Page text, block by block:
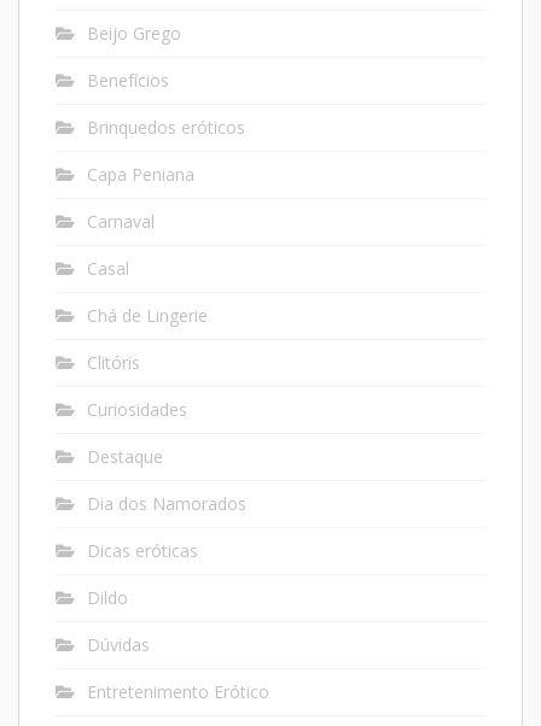
Beijo Grego
Benefícios
Brinquedos eróticos
Capa Peniana
Carnaval
Casal
Chá de Lingerie
Clitóris
Curiosidades
Destaque
Dia dos Namorados
Dicas eróticas
Dildo
Dúvidas
Entretenimento Erótico